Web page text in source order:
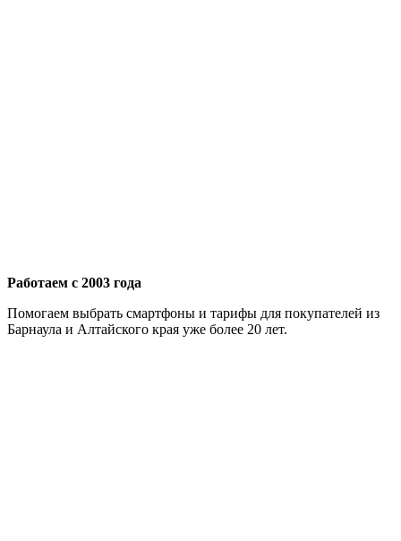
Работаем с 2003 года
Помогаем выбрать смартфоны и тарифы для покупателей из
Барнаула и Алтайского края уже более 20 лет.